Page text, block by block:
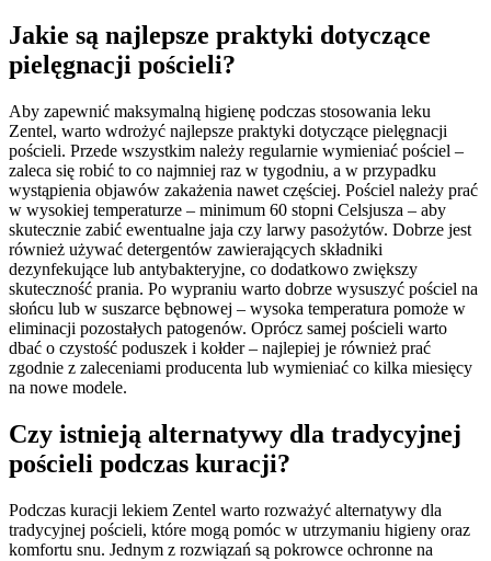
Jakie są najlepsze praktyki dotyczące
pielęgnacji pościeli?
Aby zapewnić maksymalną higienę podczas stosowania leku
Zentel, warto wdrożyć najlepsze praktyki dotyczące pielęgnacji
pościeli. Przede wszystkim należy regularnie wymieniać pościel –
zaleca się robić to co najmniej raz w tygodniu, a w przypadku
wystąpienia objawów zakażenia nawet częściej. Pościel należy prać
w wysokiej temperaturze – minimum 60 stopni Celsjusza – aby
skutecznie zabić ewentualne jaja czy larwy pasożytów. Dobrze jest
również używać detergentów zawierających składniki
dezynfekujące lub antybakteryjne, co dodatkowo zwiększy
skuteczność prania. Po wypraniu warto dobrze wysuszyć pościel na
słońcu lub w suszarce bębnowej – wysoka temperatura pomoże w
eliminacji pozostałych patogenów. Oprócz samej pościeli warto
dbać o czystość poduszek i kołder – najlepiej je również prać
zgodnie z zaleceniami producenta lub wymieniać co kilka miesięcy
na nowe modele.
Czy istnieją alternatywy dla tradycyjnej
pościeli podczas kuracji?
Podczas kuracji lekiem Zentel warto rozważyć alternatywy dla
tradycyjnej pościeli, które mogą pomóc w utrzymaniu higieny oraz
komfortu snu. Jednym z rozwiązań są pokrowce ochronne na